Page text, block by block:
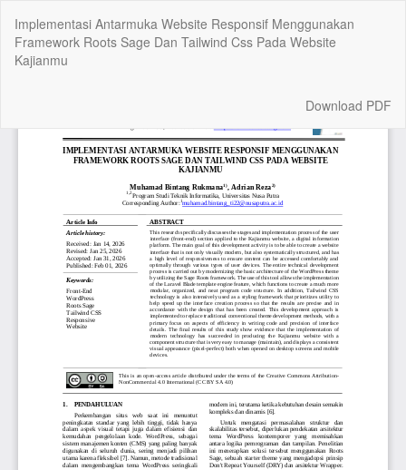
Article
Details
Implementasi Antarmuka Website Responsif Menggunakan
Framework Roots Sage Dan Tailwind Css Pada Website
Kajianmu
Download
Download PDF